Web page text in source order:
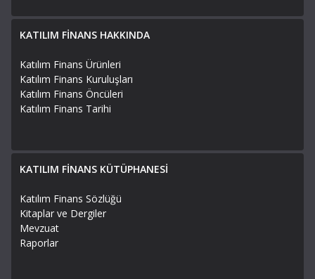
KATILIM FİNANS HAKKINDA
Katılım Finans Ürünleri
Katılım Finans Kuruluşları
Katılım Finans Öncüleri
Katılım Finans Tarihi
KATILIM FİNANS KÜTÜPHANESİ
Katılım Finans Sözlüğü
Kitaplar ve Dergiler
Mevzuat
Raporlar